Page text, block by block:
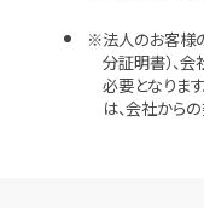
法人のお客様
分証明書）、
必要となりま
は、会社から